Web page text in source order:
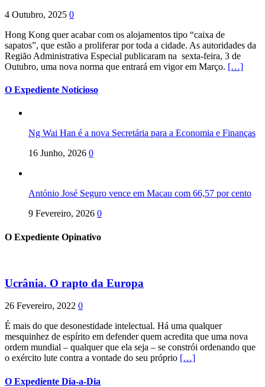
4 Outubro, 2025 0
Hong Kong quer acabar com os alojamentos tipo “caixa de
sapatos”, que estão a proliferar por toda a cidade. As autoridades da
Região Administrativa Especial publicaram na sexta-feira, 3 de
Outubro, uma nova norma que entrará em vigor em Março. […]
O Expediente Noticioso
Ng Wai Han é a nova Secretária para a Economia e Finanças
16 Junho, 2026 0
António José Seguro vence em Macau com 66,57 por cento
9 Fevereiro, 2026 0
O Expediente Opinativo
Ucrânia. O rapto da Europa
26 Fevereiro, 2022 0
É mais do que desonestidade intelectual. Há uma qualquer
mesquinhez de espírito em defender quem acredita que uma nova
ordem mundial – qualquer que ela seja – se constrói ordenando que
o exército lute contra a vontade do seu próprio […]
O Expediente Dia-a-Dia